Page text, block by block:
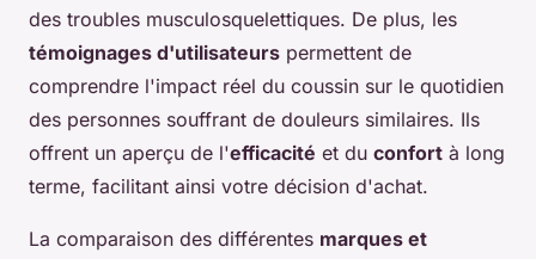
des troubles musculosquelettiques. De plus, les
témoignages d'utilisateurs permettent de
comprendre l'impact réel du coussin sur le quotidien
des personnes souffrant de douleurs similaires. Ils
offrent un aperçu de l'efficacité et du confort à long
terme, facilitant ainsi votre décision d'achat.
La comparaison des différentes marques et